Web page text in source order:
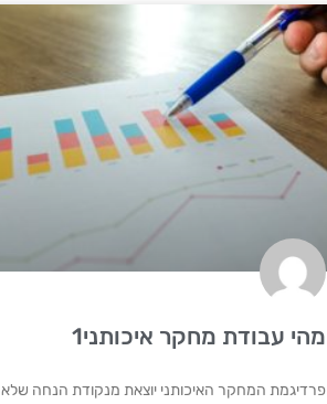
מהי עבודת מחקר איכותני1
פרדיגמת המחקר האיכותני יוצאת מנקודת הנחה שלא